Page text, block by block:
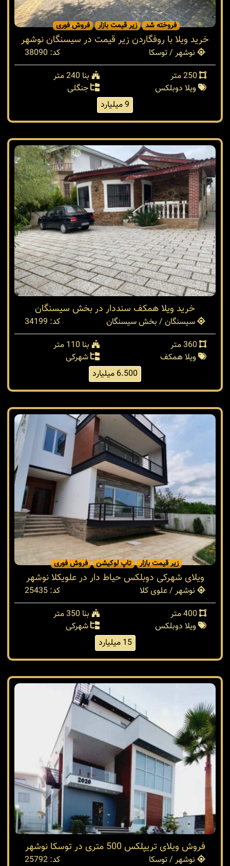
فروخته شد زیر قیمت بازار فروش فوری
خرید ویلا با روفگاردن زیر قیمت در سیسنگان نوشهر
نوشهر / توسکا
کد: 38090
بنا 240 متر
ویلا دوبلکس
جنگلی
9 میلیارد
خرید ویلا همکف سنددار در بخش سیسنگان
سیسنگان / بخش سیسنگان
کد: 34199
بنا 110 متر
ویلا همکف
شهرکی
6.500 میلیارد
زیر قیمت بازار تاپ لوکیشن فروش فوری
ویلای شهرکی دوبلکس حیاط دار در علویکلا نوشهر
نوشهر / علوی کلا
کد: 25435
بنا 350 متر
ویلا دوبلکس
شهرکی
15 میلیارد
فروش ویلای تریپلکس 500 متری در توسکا نوشهر
نوشهر / توسکا
کد: 25792